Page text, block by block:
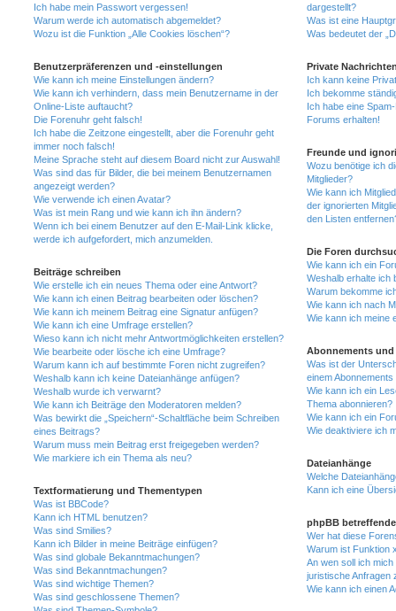
Ich habe mein Passwort vergessen!
Warum werde ich automatisch abgemeldet?
Wozu ist die Funktion „Alle Cookies löschen“?
Benutzerpräferenzen und -einstellungen
Wie kann ich meine Einstellungen ändern?
Wie kann ich verhindern, dass mein Benutzername in der
Online-Liste auftaucht?
Die Forenuhr geht falsch!
Ich habe die Zeitzone eingestellt, aber die Forenuhr geht
immer noch falsch!
Meine Sprache steht auf diesem Board nicht zur Auswahl!
Was sind das für Bilder, die bei meinem Benutzernamen
angezeigt werden?
Wie verwende ich einen Avatar?
Was ist mein Rang und wie kann ich ihn ändern?
Wenn ich bei einem Benutzer auf den E-Mail-Link klicke,
werde ich aufgefordert, mich anzumelden.
Beiträge schreiben
Wie erstelle ich ein neues Thema oder eine Antwort?
Wie kann ich einen Beitrag bearbeiten oder löschen?
Wie kann ich meinem Beitrag eine Signatur anfügen?
Wie kann ich eine Umfrage erstellen?
Wieso kann ich nicht mehr Antwortmöglichkeiten erstellen?
Wie bearbeite oder lösche ich eine Umfrage?
Warum kann ich auf bestimmte Foren nicht zugreifen?
Weshalb kann ich keine Dateianhänge anfügen?
Weshalb wurde ich verwarnt?
Wie kann ich Beiträge den Moderatoren melden?
Was bewirkt die „Speichern“-Schaltfläche beim Schreiben
eines Beitrags?
Warum muss mein Beitrag erst freigegeben werden?
Wie markiere ich ein Thema als neu?
Textformatierung und Thementypen
Was ist BBCode?
Kann ich HTML benutzen?
Was sind Smilies?
Kann ich Bilder in meine Beiträge einfügen?
Was sind globale Bekanntmachungen?
Was sind Bekanntmachungen?
Was sind wichtige Themen?
Was sind geschlossene Themen?
dargestellt?
Was ist eine
Was bedeutet der
Private
Ich kann keine
Ich bekomme
Ich habe eine
Forums erhalten!
Freunde und
Wozu benötige ich
Mitglieder?
Wie kann ich
der ignorierten
den Listen
Die Foren
Wie kann ich ein
Weshalb erhalte ich
Warum bekomme
Wie kann ich nach
Wie kann ich meine
Abonnements und
Was ist der
einem
Wie kann ich ein
Thema abonnieren?
Wie kann ich ein
Wie deaktiviere ich
Dateianhänge
Welche
Kann ich eine
phpBB
Wer hat diese
Warum ist Funktion
An wen soll ich
juristische Anfragen
Wie kann ich einen